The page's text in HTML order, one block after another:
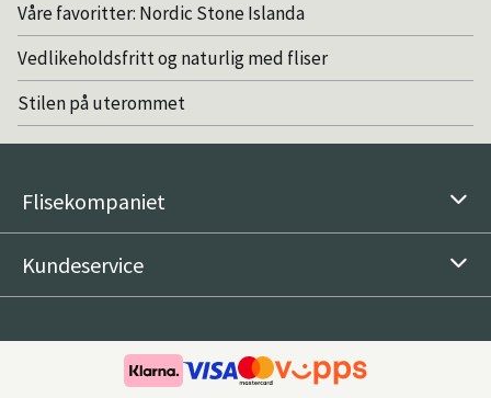
Våre favoritter: Nordic Stone Islanda
Vedlikeholdsfritt og naturlig med fliser
Stilen på uterommet
Flisekompaniet
Kundeservice